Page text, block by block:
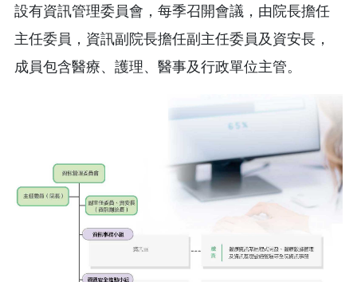
設有資訊管理委員會，每季召開會議，由院長擔任
主任委員，資訊副院長擔任副主任委員及資安長，
成員包含醫療、護理、醫事及行政單位主管。